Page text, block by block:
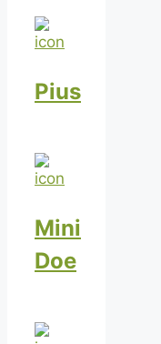
Pius
Mini
Doe